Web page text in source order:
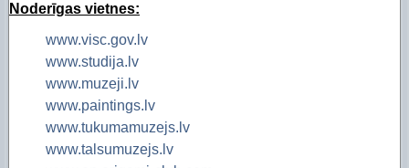
Noderīgas vietnes:
www.visc.gov.lv
www.studija.lv
www.muzeji.lv
www.paintings.lv
www.tukumamuzejs.lv
www.talsumuzejs.lv